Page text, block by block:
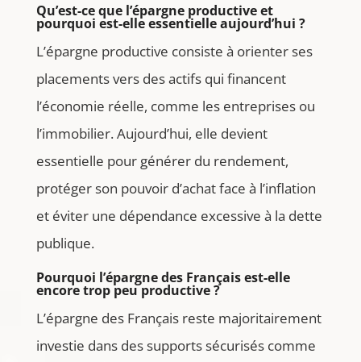
Qu’est-ce que l’épargne productive et
pourquoi est-elle essentielle aujourd’hui ?
L’épargne productive consiste à orienter ses
placements vers des actifs qui financent
l’économie réelle, comme les entreprises ou
l’immobilier. Aujourd’hui, elle devient
essentielle pour générer du rendement,
protéger son pouvoir d’achat face à l’inflation
et éviter une dépendance excessive à la dette
publique.
Pourquoi l’épargne des Français est-elle
encore trop peu productive ?
L’épargne des Français reste majoritairement
investie dans des supports sécurisés comme